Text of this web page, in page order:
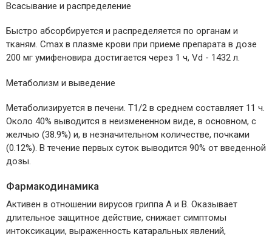
Всасывание и распределение
Быстро абсорбируется и распределяется по органам и
тканям. Cmax в плазме крови при приеме препарата в дозе
200 мг умифеновира достигается через 1 ч, Vd - 1432 л.
Метаболизм и выведение
Метаболизируется в печени. T1/2 в среднем составляет 11 ч.
Около 40% выводится в неизмененном виде, в основном, с
желчью (38.9%) и, в незначительном количестве, почками
(0.12%). В течение первых суток выводится 90% от введенной
дозы.
Фармакодинамика
Активен в отношении вирусов гриппа А и B. Оказывает
длительное защитное действие, снижает симптомы
интоксикации, выраженность катаральных явлений,